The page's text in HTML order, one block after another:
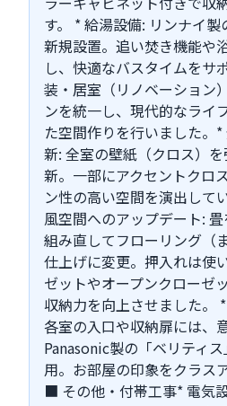
す。 * 給湯設備: リンナイ
新規設置。追い焚き機能や
し、快適なバスタイムをサ
装・居室（リノベーション
ンを統一し、現代的なライ
た空間作りを行いました。
新: 全室の壁紙（クロス）
新。一部にアクセントクロ
ン性の高い空間を演出して
風空間へのアップデート:
組み直してフローリング（
仕上げに変更。押入れは使
ゼットやオープンクローゼ
収納力を向上させました。
各室の入口や収納扉には、
Panasonic製の「ベリティ
用。お部屋の印象をクラス
■ その他・付帯工事* 電気